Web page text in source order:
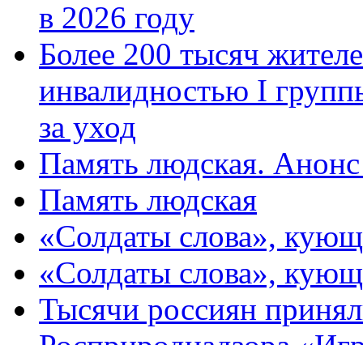
в 2026 году
Более 200 тысяч
инвалидностью I
за уход
Память людская.
Память людская
«Солдаты слова»,
«Солдаты слова»,
Тысячи россиян